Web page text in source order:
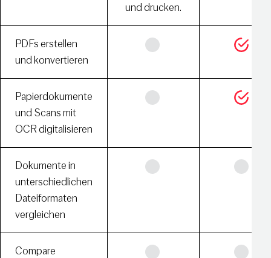
und drucken.
PDFs erstellen
und konvertieren
Papierdokumente
und Scans mit
OCR digitalisieren
Dokumente in
unterschiedlichen
Dateiformaten
vergleichen
Compare